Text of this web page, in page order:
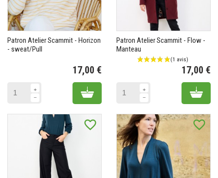
Patron Atelier Scammit - Horizon
- sweat/Pull
17,00 €
Add to cart
Patron Atelier Scammit - Flow -
Manteau
17,00 €
Add
favorite_border favorite_border